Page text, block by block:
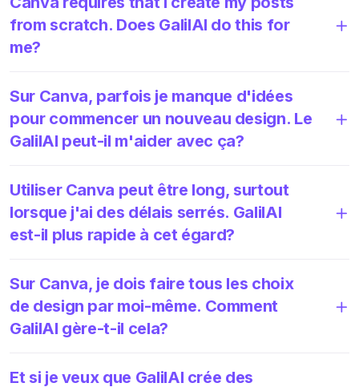
from scratch. Does GalilAI do this for
me?
Sur Canva, parfois je manque d'idées
pour commencer un nouveau design. Le
GalilAI peut-il m'aider avec ça?
Utiliser Canva peut être long, surtout
lorsque j'ai des délais serrés. GalilAI
est-il plus rapide à cet égard?
Sur Canva, je dois faire tous les choix
de design par moi-même. Comment
GalilAI gère-t-il cela?
Et si je veux que GalilAI crée des